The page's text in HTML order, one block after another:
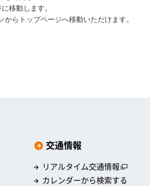
移動します。
らトップページへ移動いただけます。
交通情報
リアルタイム交通情報
カレンダーから検索する